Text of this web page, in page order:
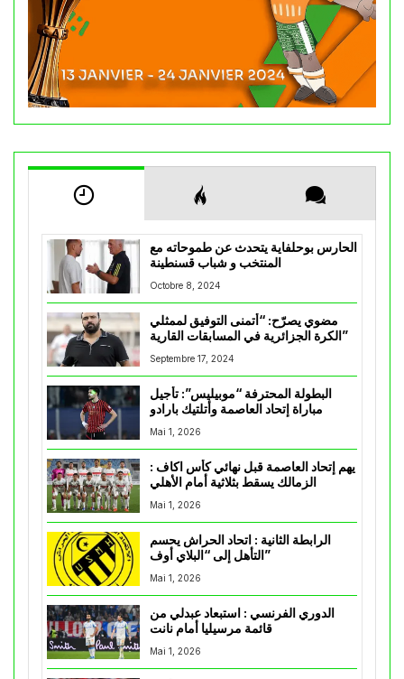
الحارس بوحلفاية يتحدث عن طموحاته مع
المنتخب و شباب قسنطينة
Octobre 8, 2024
مضوي يصرّح: “أتمنى التوفيق لممثلي
الكرة الجزائرية في المسابقات القارية”
Septembre 17, 2024
البطولة المحترفة “موبيليس”: تأجيل
مباراة إتحاد العاصمة وأتلتيك بارادو
Mai 1, 2026
يهم إتحاد العاصمة قبل نهائي كأس اكاف :
Mai 1, 2026
الرابطة الثانية : اتحاد الحراش يحسم
التأهل إلى “البلاي أوف”
Mai 1, 2026
الدوري الفرنسي : استبعاد عبدلي من
قائمة مرسيليا أمام نانت
Mai 1, 2026